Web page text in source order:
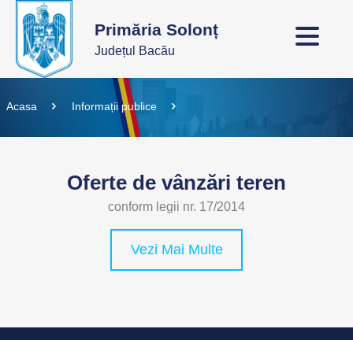
Primăria Solonț
Județul Bacău
Acasa Informații publice
Oferte de vânzări teren
conform legii nr. 17/2014
Vezi Mai Multe